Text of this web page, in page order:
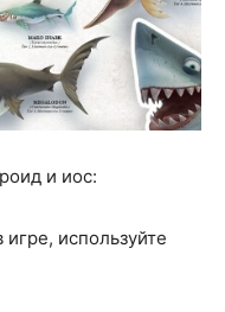
и иос:
используйте